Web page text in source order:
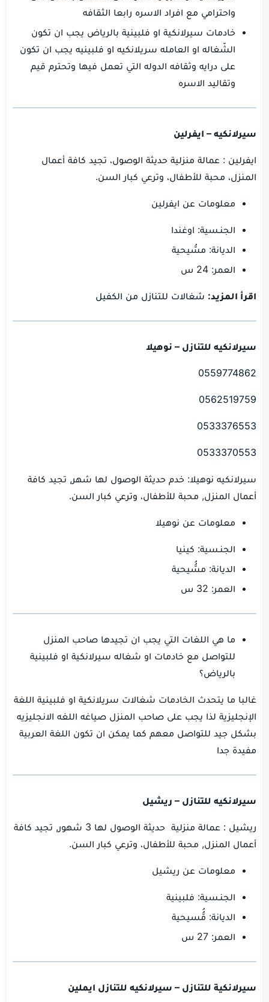
واحترامي مع افراد الاسره رابعا الثقافه
خادمات سيرلانكية او فلبينية بالرياض يجب ان تكون
الشّغاله او العامله سريلانكيه او فلبينيه يجب ان تكون
على درايه وثقافه الدوله التي تعمل فيها وتحترم قيم
وتقاليد الاسره
سيرلانكيه – ايفرلين
ايفرلين : عمالة منزلية حديثة الوصول، تجيد كافة أعمال
المنزل، محبة للأطفال، وترعي كبار السن.
معلومات عن ايفرلين
الجنـسية: اوغندا
الديانة: مسُّيحية
العمر: 24 س
اقرأ المزيد: شغالات للتنازل من الكفيل
سيرلانكيه للتنازل – نوهيلا
0559774862
0562519759
0533376553
0533370553
سيرلانكيه نوهيلا: خدم حديثة الوصول لها شهر, تجيد كافة
أعمال المنزل, محبة للأطفال، وترعي كبار السن.
معلومات عن نوهيلا
الجنـسية: كينيا
الديانة: مسُُّيحية
العمر: 32 س
ما هي اللغات التي يجب ان تجيدها صاحب المنزل
للتواصل مع خادمات او شغاله سيرلانكية او فلبينية
بالرياض؟
غالبا ما يتحدث الخادمات شغالات سريلانكية او فلبينية اللغة
الإنجليزية لذا يجب على صاحب المنزل صياغه اللغه الانجليزيه
بشكل جيد للتواصل معهم كما يمكن ان تكون اللغة العربية
مفيدة جدا
سيرلانكيه للتنازل – ريشيل
ريشيل : عمالة منزلية حديثة الوصول لها 3 شهور, تجيد كافة
أعمال المنزل, محبة للأطفال، وترعي كبار السن.
معلومات عن ريشيل
الجنـسية: فلبينية
الديانة: مُُّسيحية
العمر: 27 س
سيرلانكية للتنازل – سيرلانكيه للتنازل ايملين